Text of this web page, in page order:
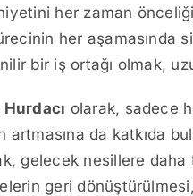
her zaman
her aşamasında
bir iş ortağı olmak,
olarak, sadece
artmasına da katkıda
gelecek nesillere daha
geri